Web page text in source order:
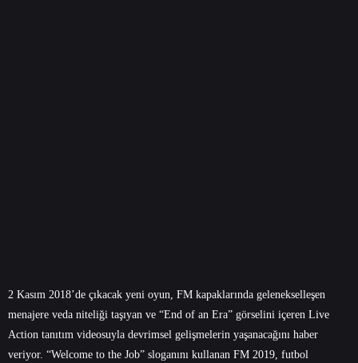
2 Kasım 2018’de çıkacak yeni oyun, FM kapaklarında gelenekselleşen
menajere veda niteliği taşıyan ve “End of an Era” görselini içeren Live
Action tanıtım videosuyla devrimsel gelişmelerin yaşanacağını haber
veriyor. “Welcome to the Job” sloganını kullanan FM 2019, futbol